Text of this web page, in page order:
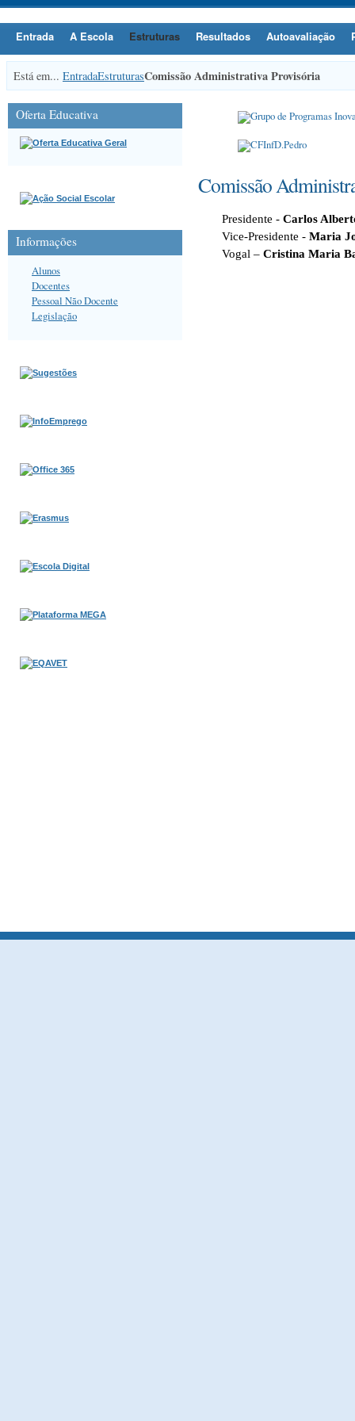
Entrada A Escola Estruturas Resultados Autoavaliação
Está em... EntradaEstruturasComissão Administrativa Provisória
Comissão
Presidente - Carlos
Vice-Presidente - Maria
Vogal – Cristina Maria
Oferta Educativa
Informações
Alunos
Docentes
Pessoal Não Docente
Legislação